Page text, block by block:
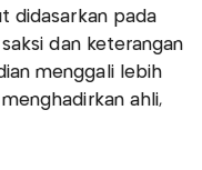
didasarkan pada
dan keterangan
menggali lebih
ahli,